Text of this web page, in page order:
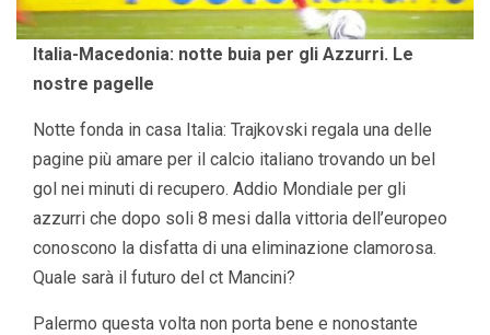
Italia-Macedonia: notte buia per gli Azzurri. Le
nostre pagelle
Notte fonda in casa Italia: Trajkovski regala una delle
pagine più amare per il calcio italiano trovando un bel
gol nei minuti di recupero. Addio Mondiale per gli
azzurri che dopo soli 8 mesi dalla vittoria dell’europeo
conoscono la disfatta di una eliminazione clamorosa.
Quale sarà il futuro del ct Mancini?
Palermo questa volta non porta bene e nonostante